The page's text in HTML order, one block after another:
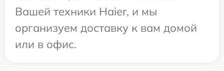
Вашей техники Haier, и мы
организуем доставку к вам домой
или в офис.